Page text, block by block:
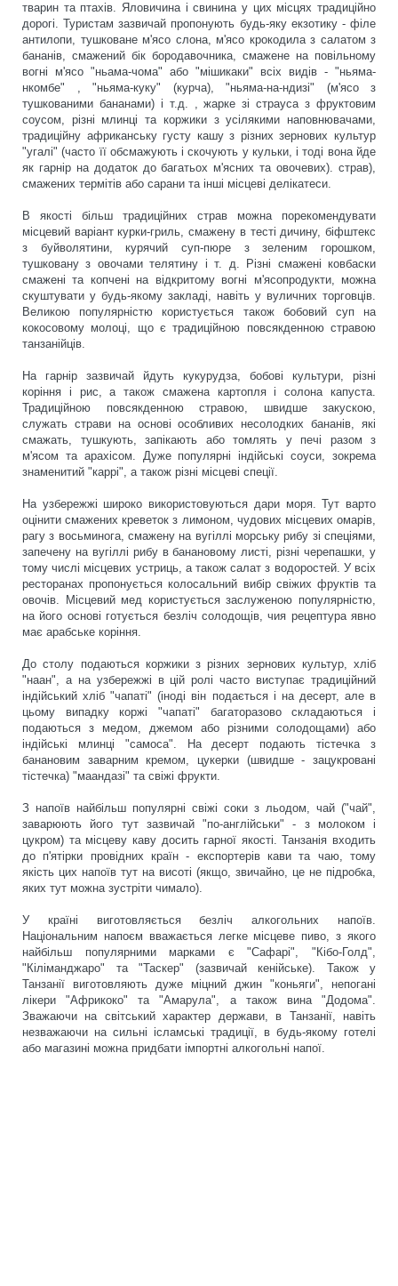
тварин та птахів. Яловичина і свинина у цих місцях традиційно
дорогі. Туристам зазвичай пропонують будь-яку екзотику - філе
антилопи, тушковане м'ясо слона, м'ясо крокодила з салатом з
бананів, смажений бік бородавочника, смажене на повільному
вогні м'ясо "ньама-чома" або "мішикаки" всіх видів - "ньяма-
нкомбе" , "ньяма-куку" (курча), "ньяма-на-ндизі" (м'ясо з
тушкованими бананами) і т.д. , жарке зі страуса з фруктовим
соусом, різні млинці та коржики з усілякими наповнювачами,
традиційну африканську густу кашу з різних зернових культур
"угалі" (часто її обсмажують і скочують у кульки, і тоді вона йде
як гарнір на додаток до багатьох м'ясних та овочевих). страв),
смажених термітів або сарани та інші місцеві делікатеси.
В якості більш традиційних страв можна порекомендувати
місцевий варіант курки-гриль, смажену в тесті дичину, біфштекс
з буйволятини, курячий суп-пюре з зеленим горошком,
тушковану з овочами телятину і т. д. Різні смажені ковбаски
смажені та копчені на відкритому вогні м'ясопродукти, можна
скуштувати у будь-якому закладі, навіть у вуличних торговців.
Великою популярністю користується також бобовий суп на
кокосовому молоці, що є традиційною повсякденною стравою
танзанійців.
На гарнір зазвичай йдуть кукурудза, бобові культури, різні
коріння і рис, а також смажена картопля і солона капуста.
Традиційною повсякденною стравою, швидше закускою,
служать страви на основі особливих несолодких бананів, які
смажать, тушкують, запікають або томлять у печі разом з
м'ясом та арахісом. Дуже популярні індійські соуси, зокрема
знаменитий "каррі", а також різні місцеві спеції.
На узбережжі широко використовуються дари моря. Тут варто
оцінити смажених креветок з лимоном, чудових місцевих омарів,
рагу з восьминога, смажену на вугіллі морську рибу зі спеціями,
запечену на вугіллі рибу в банановому листі, різні черепашки, у
тому числі місцевих устриць, а також салат з водоростей. У всіх
ресторанах пропонується колосальний вибір свіжих фруктів та
овочів. Місцевий мед користується заслуженою популярністю,
на його основі готується безліч солодощів, чия рецептура явно
має арабське коріння.
До столу подаються коржики з різних зернових культур, хліб
"наан", а на узбережжі в цій ролі часто виступає традиційний
індійський хліб "чапаті" (іноді він подається і на десерт, але в
цьому випадку коржі "чапаті" багаторазово складаються і
подаються з медом, джемом або різними солодощами) або
індійські млинці "самоса". На десерт подають тістечка з
банановим заварним кремом, цукерки (швидше - зацукровані
тістечка) "маандазі" та свіжі фрукти.
З напоїв найбільш популярні свіжі соки з льодом, чай ("чай",
заварюють його тут зазвичай "по-англійськи" - з молоком і
цукром) та місцеву каву досить гарної якості. Танзанія входить
до п'ятірки провідних країн - експортерів кави та чаю, тому
якість цих напоїв тут на висоті (якщо, звичайно, це не підробка,
яких тут можна зустріти чимало).
У країні виготовляється безліч алкогольних напоїв.
Національним напоєм вважається легке місцеве пиво, з якого
найбільш популярними марками є "Сафарі", "Кібо-Голд",
"Кіліманджаро" та "Таскер" (зазвичай кенійське). Також у
Танзанії виготовляють дуже міцний джин "коньяги", непогані
лікери "Африкоко" та "Амарула", а також вина "Додома".
Зважаючи на світський характер держави, в Танзанії, навіть
незважаючи на сильні ісламські традиції, в будь-якому готелі
або магазині можна придбати імпортні алкогольні напої.